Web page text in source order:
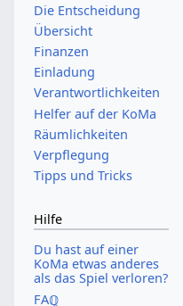
Die Entscheidung
Übersicht
Finanzen
Einladung
Verantwortlichkeiten
Helfer auf der KoMa
Räumlichkeiten
Verpflegung
Tipps und Tricks
Hilfe
Du hast auf einer
KoMa etwas anderes
als das Spiel verloren?
FAℚ